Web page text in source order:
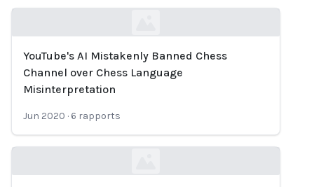
Loading...
YouTube's AI Mistakenly Banned Chess
Channel over Chess Language
Misinterpretation
Jun 2020 · 6 rapports